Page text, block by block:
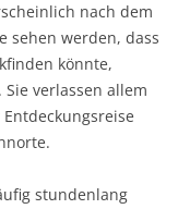
nach dem
sehen werden, dass
könnte,
verlassen allem
stundenlang